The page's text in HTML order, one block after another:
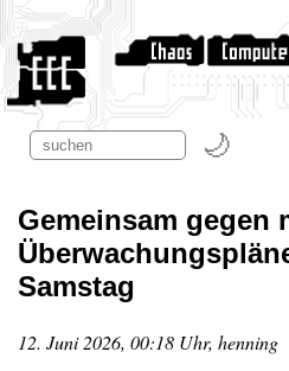
Gemeinsam gegen
Samstag
12. Juni 2026, 00:18 Uhr, henning